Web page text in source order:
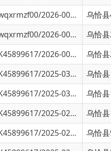
wqxrmzf00/2026-00119 乌恰县2026年2
K45899617/2026-00253
乌恰县2026年1
K45899617/2025-03434 乌恰县12月份重
K45899617/2025-03139 乌恰县11月份重
K45899617/2025-02912 乌恰县10月份重
K45899617/2025-02723 乌恰县9月份重
K45899617/2025-02352
乌恰县8月份重
K45899617/2025-02094 乌恰县7月份重
K45899617/2025-01712 关于机动车牌作